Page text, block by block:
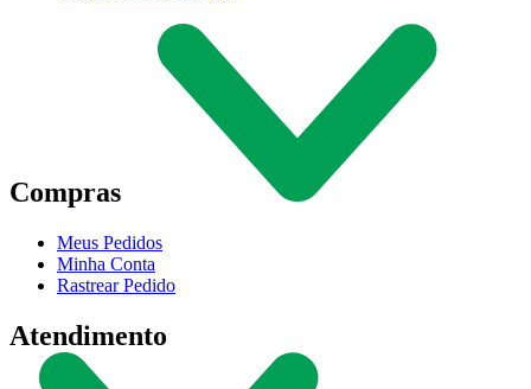
Compras
Meus Pedidos
Minha Conta
Rastrear Pedido
Atendimento